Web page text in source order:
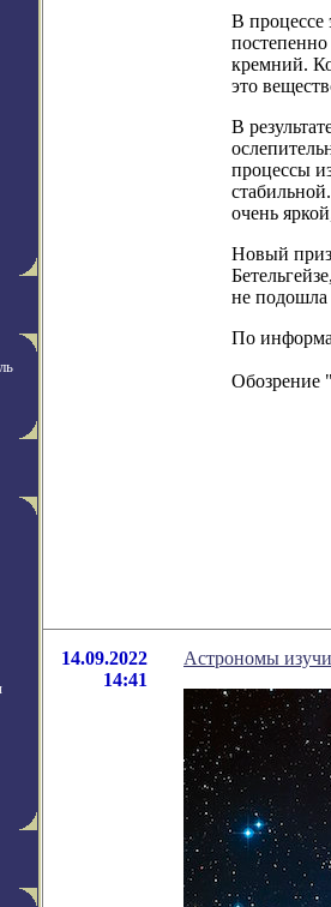
В процессе
кремний.
это
В
процессы
очень
Новый
не подошла
По
Обозрение
14.09.2022
14:41
Астрономы